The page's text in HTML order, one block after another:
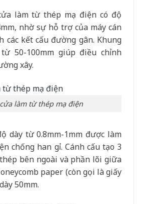
làm từ thép mạ điện có độ
nhờ sự hỗ trợ của máy cán
các kết cấu đường gân. Khung
50-100mm giúp điều chỉnh
xây.
làm từ thép mạ điện
dày từ 0.8mm-1mm được làm
chống han gỉ. Cánh cấu tạo 3
bên ngoài và phần lõi giữa
paper (còn gọi là giấy
50mm.